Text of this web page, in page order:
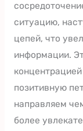
ситуацию,
цепей, что
информации.
позитивную
направляем
более